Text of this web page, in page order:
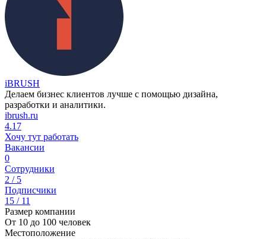
iBRUSH
Делаем бизнес клиентов лучше с помощью дизайна,
разработки и аналитики.
ibrush.ru
4.17
Хочу тут работать
Вакансии
0
Сотрудники
2 / 5
Подписчики
15 / 11
Размер компании
От 10 до 100 человек
Местоположение